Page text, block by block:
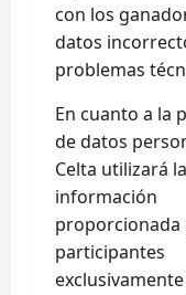
con los
datos
problemas
En cuanto a la
de datos
Celta utilizará la
información
proporcionada
participantes